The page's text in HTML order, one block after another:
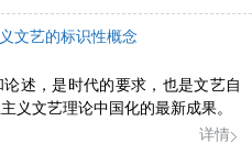
文艺的标识性概念
述，是时代的要求，也是文艺自
义文艺理论中国化的最新成果。
详情